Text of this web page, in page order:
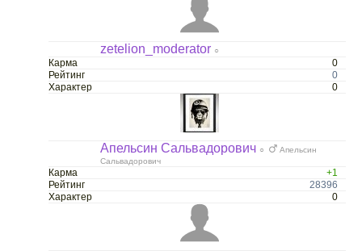
zetelion_moderator ○
Карма
0
Рейтинг
0
Характер
0
Апельсин Сальвадорович ○
Апельсин
Сальвадорович
Карма
+1
Рейтинг
28396
Характер
0